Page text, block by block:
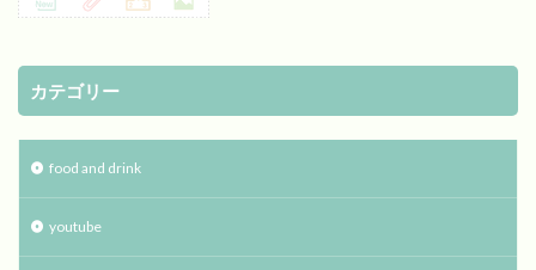
カテゴリー
food and drink
youtube